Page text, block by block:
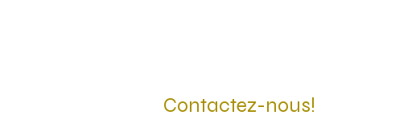
Contactez-nous!